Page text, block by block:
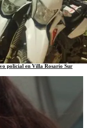
policial en Villa Rosario Sur